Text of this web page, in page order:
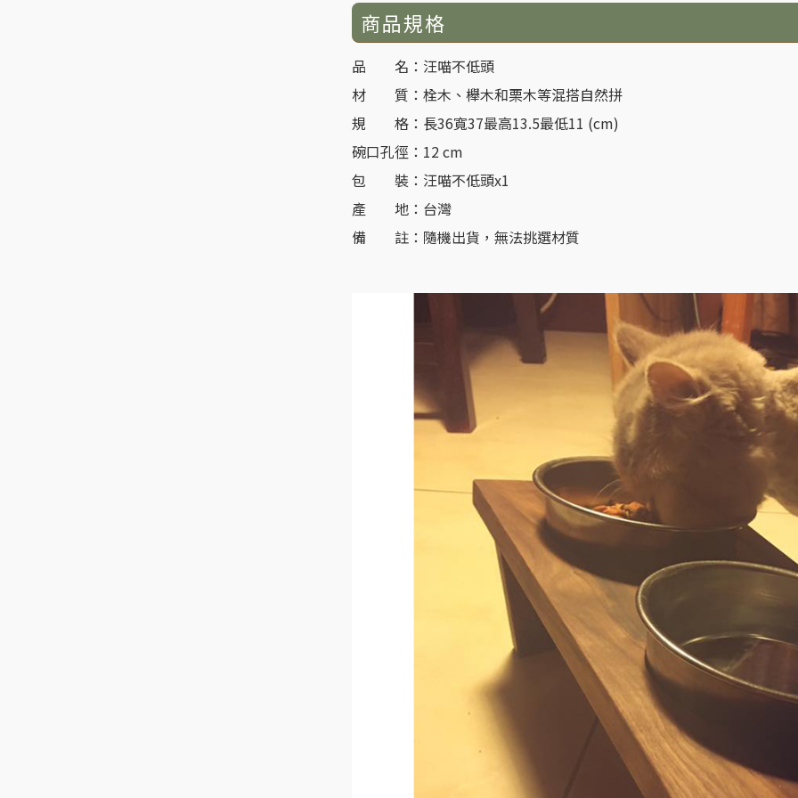
商品規格
品 名：汪喵不低頭
材 質：栓木、櫸木和栗木等混搭自然拼
規 格：長36寬37最高13.5最低11 (cm)
碗口孔徑：12 cm
包 裝：汪喵不低頭x1
產 地：台灣
備 註：隨機出貨，無法挑選材質